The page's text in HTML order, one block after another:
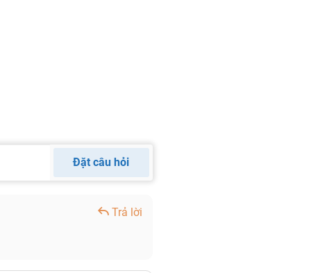
Đặt câu hỏi
Trả lời